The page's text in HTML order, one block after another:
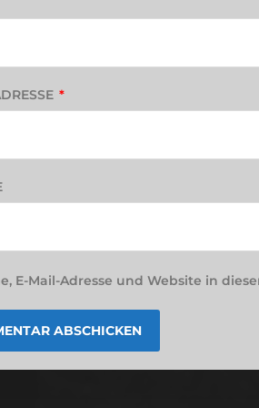
*
E-Mail-Adresse und Website in